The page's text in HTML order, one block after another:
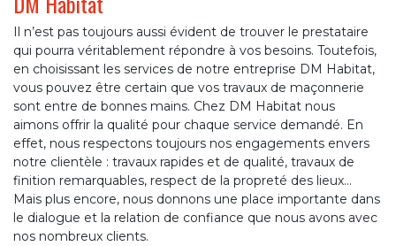
Il n’est pas toujours aussi évident de trouver le prestataire
qui pourra véritablement répondre à vos besoins. Toutefois,
en choisissant les services de notre entreprise DM Habitat,
vous pouvez être certain que vos travaux de maçonnerie
sont entre de bonnes mains. Chez DM Habitat nous
aimons offrir la qualité pour chaque service demandé. En
effet, nous respectons toujours nos engagements envers
notre clientèle : travaux rapides et de qualité, travaux de
finition remarquables, respect de la propreté des lieux…
Mais plus encore, nous donnons une place importante dans
le dialogue et la relation de confiance que nous avons avec
nos nombreux clients.